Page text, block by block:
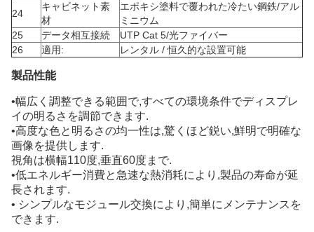
24
キャビネット素
材
エポキシ塗料で覆われた冷たい鋼鉄/アル
ミニウム
25
データ相互接続
UTP Cat 5/光ファイバー
26
適用: レンタル / 恒久的な設置可能
製品性能
•幅広く調整できる範囲で,すべての環境条件でディスプレ
イの明るさを調節できます.
•高度な色と明るさの均一性は,驚くほど鋭い,鮮明で明確な
画像を提供します.
視角は横幅110度,垂直60度まで.
•低エネルギー消費と急速な熱消耗により,製品の寿命が延
長されます.
• シンプルなモジュール交換により,簡単にメンテナンスを
できます.